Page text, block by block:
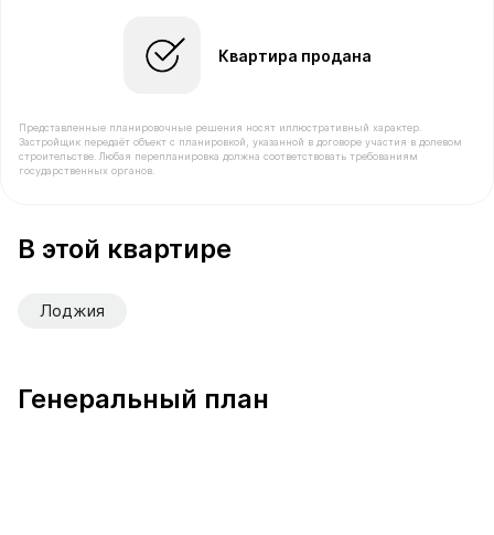
Квартира продана
Представленные планировочные решения носят иллюстративный характер.
Застройщик передаёт объект с планировкой, указанной в договоре участия в долевом
строительстве. Любая перепланировка должна соответствовать требованиям
государственных органов.
В этой квартире
Лоджия
Генеральный план